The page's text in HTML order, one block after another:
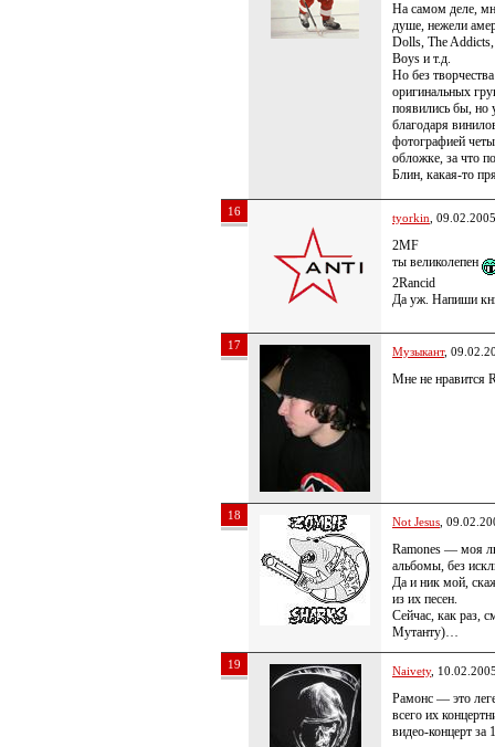
На самом деле,
душе, нежели
Dolls, The
Boys и т.д.
Но без
оригинальных
появились бы, но
благодаря
фотографией
обложке, за что
Блин, какая-то
16 tyorkin ,
2MF
ты великолепен
2Rancid
Да уж. Напиши
17 Музыкант,
Мне не
18 Not Jesus ,
Ramones — моя
альбомы, без
Да и ник мой,
из их песен.
Сейчас, как раз,
Мутанту)…
19 Naivety,
Рамонс — это
всего их
видео-концерт